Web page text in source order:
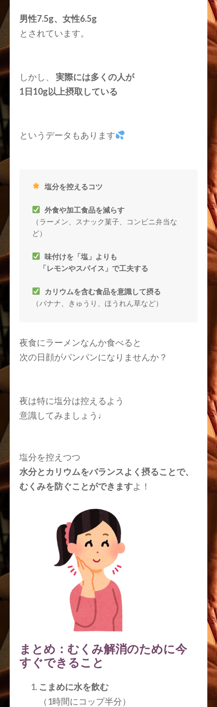
男性7.5g、 女性6.5g
とされています。
しかし、 実際には多くの人が
1日10g以上摂取している
というデータもあります
塩分を控えるコツ
外食や加工食品を減らす
（ラーメン、スナック菓子、コンビニ弁当な
ど）
味付けを「塩」よりも
「レモンやスパイス」で工夫する
カリウムを含む食品を意識して摂る
（バナナ、きゅうり、ほうれん草など）
夜食にラーメンなんか食べると
次の日顔がパンパンになりませんか？
夜は特に塩分は控えるよう
意識してみましょう♩
塩分を控えつつ
水分とカリウムをバランスよく摂ることで、
むくみを防ぐことができますよ！
まとめ：むくみ解消のために今
すぐできること
こまめに水を飲む
（1時間にコップ半分）